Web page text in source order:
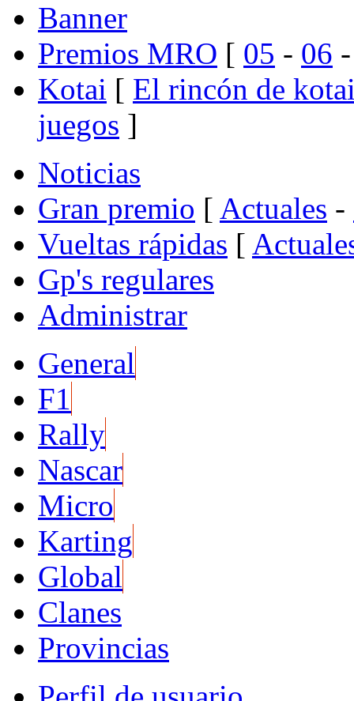
Banner
Premios MRO [ 05 - 06
Kotai [ El rincón de
juegos ]
Noticias
Gran premio [ Actuales -
Vueltas rápidas [
Gp's regulares
Administrar
General
F1
Rally
Nascar
Micro
Karting
Global
Clanes
Provincias